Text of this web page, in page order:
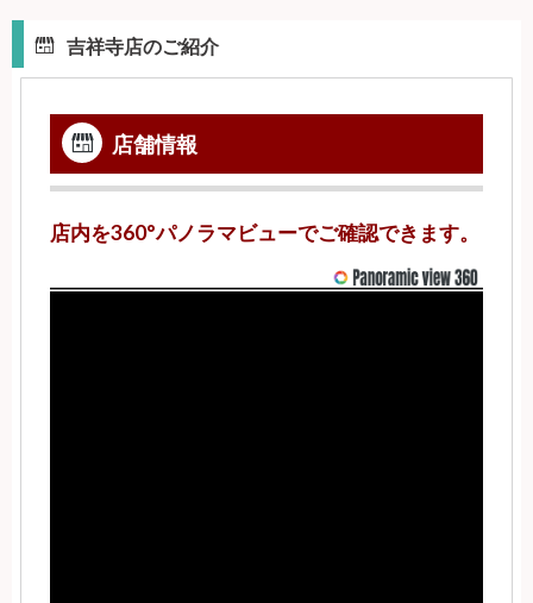
吉祥寺店のご紹介
店舗情報
店内を360°パノラマビューでご確認できます。